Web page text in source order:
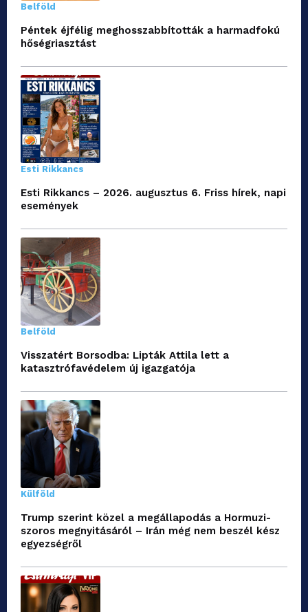
Belföld
Péntek éjfélig meghosszabbították a harmadfokú
hőségriasztást
Esti Rikkancs
Esti Rikkancs – 2026. augusztus 6. Friss hírek, napi
események
Belföld
Visszatért Borsodba: Lipták Attila lett a
katasztrófavédelem új igazgatója
Külföld
Trump szerint közel a megállapodás a Hormuzi-
szoros megnyitásáról – Irán még nem beszél kész
egyezségről